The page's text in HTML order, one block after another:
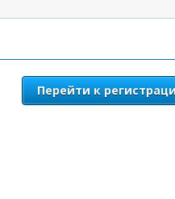
Перейти к